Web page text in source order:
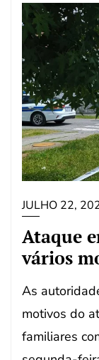
JULHO 22,
Ataque
vários
As
motivos do
familiares